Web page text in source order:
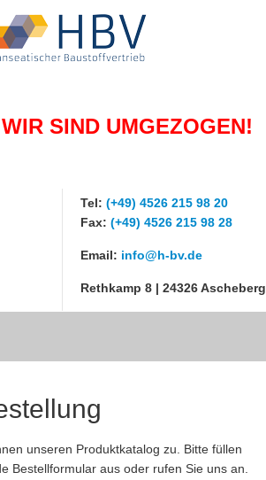
SIND UMGEZOGEN!
Tel: (+49) 4526 215 98 20
Fax: (+49) 4526 215 98 28
Email: info@h-bv.de
Rethkamp 8 | 24326 Ascheberg
unseren Produktkatalog zu. Bitte füllen
Bestellformular aus oder rufen Sie uns an.